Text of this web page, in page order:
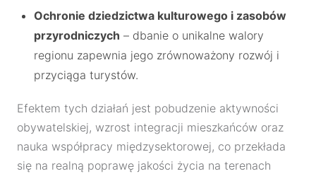
Ochronie dziedzictwa kulturowego i zasobów
przyrodniczych – dbanie o unikalne walory
regionu zapewnia jego zrównoważony rozwój i
przyciąga turystów.
Efektem tych działań jest pobudzenie aktywności
obywatelskiej, wzrost integracji mieszkańców oraz
nauka współpracy międzysektorowej, co przekłada
się na realną poprawę jakości życia na terenach